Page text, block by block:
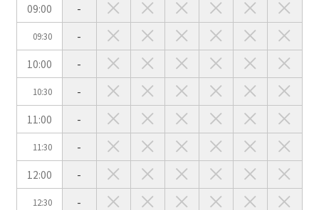
09:00
-
09:30
-
10:00
-
10:30
-
11:00
-
11:30
-
12:00
-
12:30
-
面積
会場の種類
イベントホール 会議室
こだわり条件 ※複数選択可能